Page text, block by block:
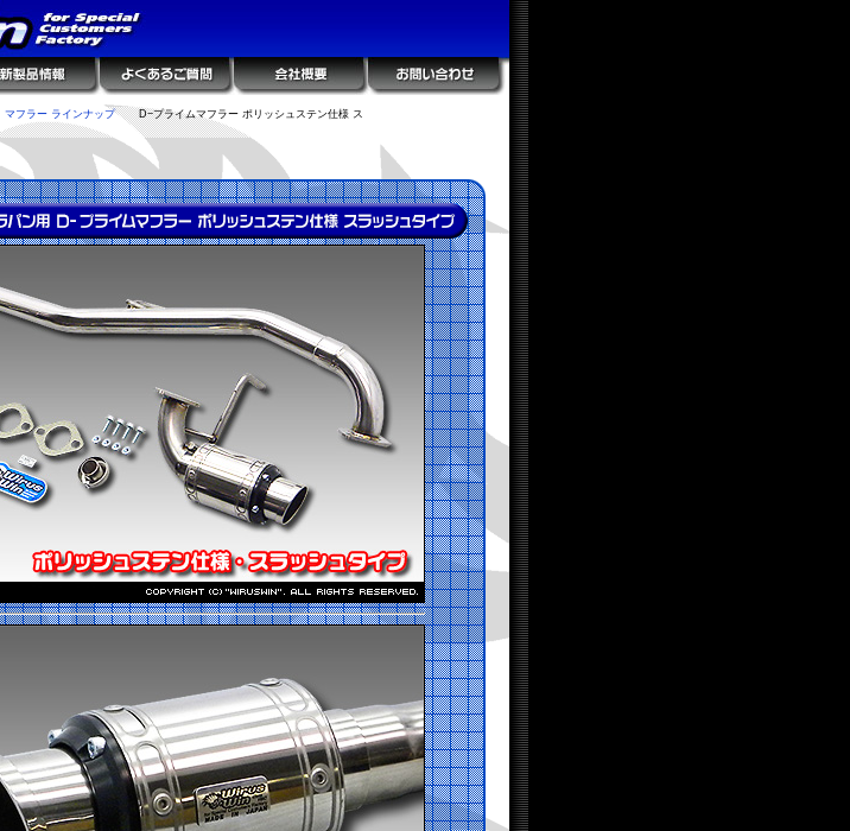
マフラー ラインナップ
D−プライムマフラー ポリッシュステン仕様 ス